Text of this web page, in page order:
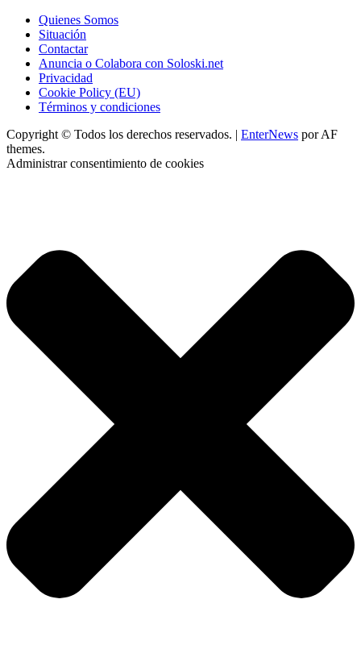
Quienes Somos
Situación
Contactar
Anuncia o Colabora con Soloski.net
Privacidad
Cookie Policy (EU)
Términos y condiciones
Copyright © Todos los derechos reservados. | EnterNews por AF
themes.
Administrar consentimiento de cookies